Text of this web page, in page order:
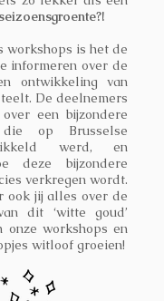
workshops is het de
informeren over de
ontwikkeling van
De deelnemers
een bijzondere
die op Brusselse
werd, en
deze bijzondere
verkregen wordt.
ook jij alles over de
dit ‘witte goud’
onze workshops en
witloof groeien!